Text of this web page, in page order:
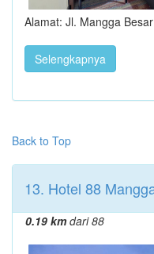
Alamat: Jl. Mangga
Selengkapnya
Back to Top
13. Hotel 88
0.19 kmdari 88